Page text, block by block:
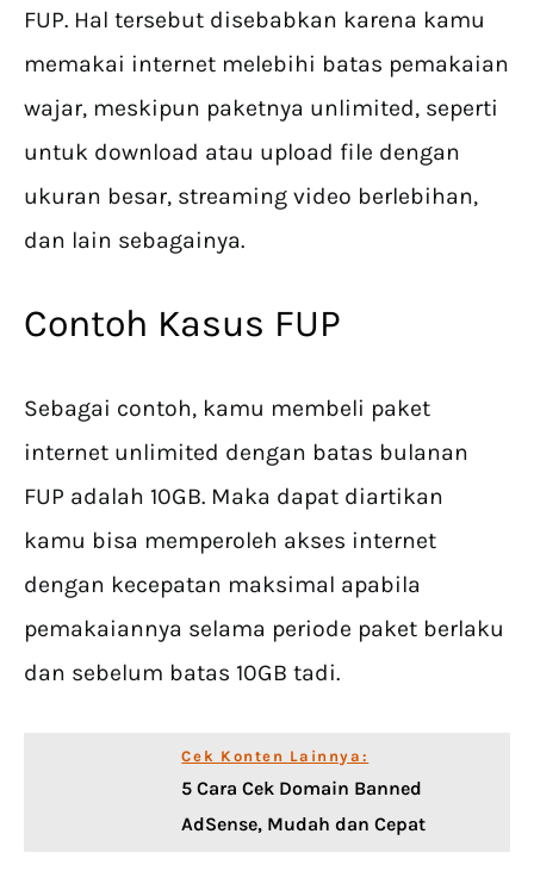
FUP. Hal tersebut disebabkan karena kamu
memakai internet melebihi batas pemakaian
wajar, meskipun paketnya unlimited, seperti
untuk download atau upload file dengan
ukuran besar, streaming video berlebihan,
dan lain sebagainya.
Contoh Kasus FUP
Sebagai contoh, kamu membeli paket
internet unlimited dengan batas bulanan
FUP adalah 10GB. Maka dapat diartikan
kamu bisa memperoleh akses internet
dengan kecepatan maksimal apabila
pemakaiannya selama periode paket berlaku
dan sebelum batas 10GB tadi.
Cek Konten Lainnya:
5 Cara Cek Domain Banned
AdSense, Mudah dan Cepat